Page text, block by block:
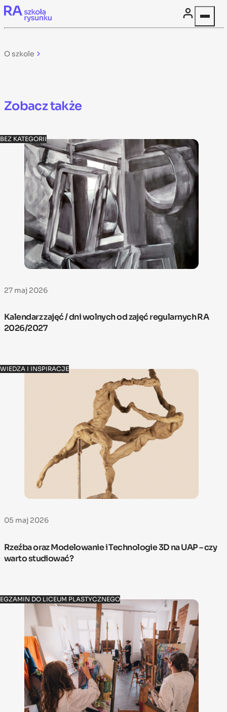
Skip to content
O szkole
Zobacz także
BEZ KATEGORII
27 maj 2026
Kalendarz zajęć / dni wolnych od zajęć regularnych RA
2026/2027
WIEDZA I INSPIRACJE
05 maj 2026
Rzeźba oraz Modelowanie i Technologie 3D na UAP – czy
warto studiować?
EGZAMIN DO LICEUM PLASTYCZNEGO